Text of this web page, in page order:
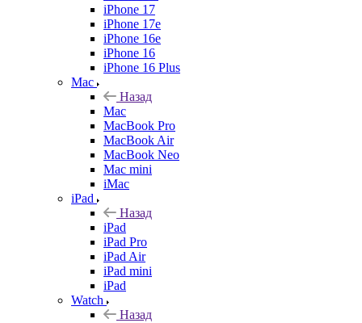
iPhone 17
iPhone 17e
iPhone 16e
iPhone 16
iPhone 16 Plus
Mac
Назад
Mac
MacBook Pro
MacBook Air
MacBook Neo
Mac mini
iMac
iPad
Назад
iPad
iPad Pro
iPad Air
iPad mini
iPad
Watch
Назад